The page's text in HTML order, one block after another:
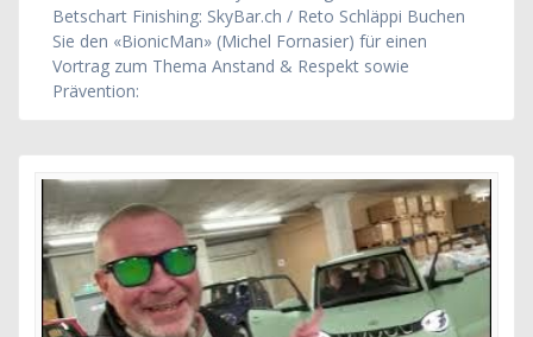
Betschart Finishing: SkyBar.ch / Reto Schläppi Buchen
Sie den «BionicMan» (Michel Fornasier) für einen
Vortrag zum Thema Anstand & Respekt sowie
Prävention: